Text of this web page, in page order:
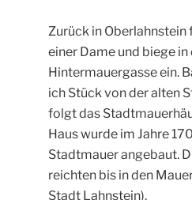
Zurück in
einer Dame und biege in
Hintermauergasse ein.
ich Stück von der alten
folgt das
Haus wurde im Jahre
Stadtmauer angebaut.
reichten bis in den
Stadt Lahnstein).